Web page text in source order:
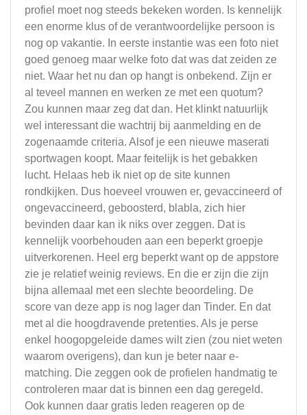
profiel moet nog steeds bekeken worden. Is kennelijk
een enorme klus of de verantwoordelijke persoon is
nog op vakantie. In eerste instantie was een foto niet
goed genoeg maar welke foto dat was dat zeiden ze
niet. Waar het nu dan op hangt is onbekend. Zijn er
al teveel mannen en werken ze met een quotum?
Zou kunnen maar zeg dat dan. Het klinkt natuurlijk
wel interessant die wachtrij bij aanmelding en de
zogenaamde criteria. Alsof je een nieuwe maserati
sportwagen koopt. Maar feitelijk is het gebakken
lucht. Helaas heb ik niet op de site kunnen
rondkijken. Dus hoeveel vrouwen er, gevaccineerd of
ongevaccineerd, geboosterd, blabla, zich hier
bevinden daar kan ik niks over zeggen. Dat is
kennelijk voorbehouden aan een beperkt groepje
uitverkorenen. Heel erg beperkt want op de appstore
zie je relatief weinig reviews. En die er zijn die zijn
bijna allemaal met een slechte beoordeling. De
score van deze app is nog lager dan Tinder. En dat
met al die hoogdravende pretenties. Als je perse
enkel hoogopgeleide dames wilt zien (zou niet weten
waarom overigens), dan kun je beter naar e-
matching. Die zeggen ook de profielen handmatig te
controleren maar dat is binnen een dag geregeld.
Ook kunnen daar gratis leden reageren op de